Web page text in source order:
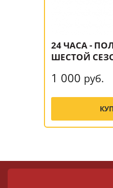
24 ЧАСА -
ШЕСТОЙ
1 000 руб.